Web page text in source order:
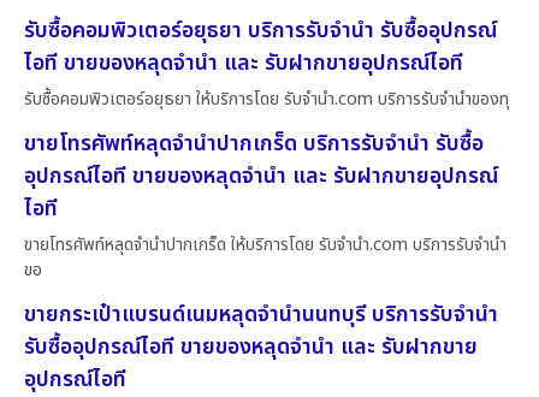
รับซื้อคอมพิวเตอร์อยุธยา บริการรับจำนำ รับซื้ออุปกรณ์
ไอที ขายของหลุดจำนำ และ รับฝากขายอุปกรณ์ไอที
รับซื้อคอมพิวเตอร์อยุธยา ให้บริการโดย รับจํานํา.com บริการรับจำนำของทุ
ขายโทรศัพท์หลุดจำนำปากเกร็ด บริการรับจำนำ รับซื้อ
อุปกรณ์ไอที ขายของหลุดจำนำ และ รับฝากขายอุปกรณ์
ไอที
ขายโทรศัพท์หลุดจำนำปากเกร็ด ให้บริการโดย รับจํานํา.com บริการรับจำนำ
ขอ
ขายกระเป๋าแบรนด์เนมหลุดจำนำนนทบุรี บริการรับจำนำ
รับซื้ออุปกรณ์ไอที ขายของหลุดจำนำ และ รับฝากขาย
อุปกรณ์ไอที